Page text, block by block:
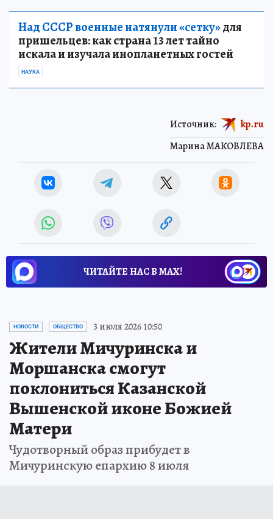
Над СССР военные натянули «сетку»для
пришельцев: как страна 13 лет тайно
искала и изучала инопланетных гостей
НАУКА
Марина МАКОВЛЕВА
Источник: kp.ru
ЧИТАЙТЕ НАС В МАХ!
НОВОСТИ ОБЩЕСТВО 3 июля 2026 10:50
Жители Мичуринска и
Моршанска смогут
поклониться Казанской
Вышенской иконе Божией
Матери
Чудотворный образ прибудет в